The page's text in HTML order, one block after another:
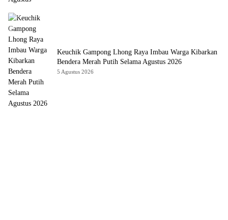
Keuchik Gampong Lhong Raya Imbau Warga Kibarkan
Bendera Merah Putih Selama Agustus 2026
5 Agustus 2026